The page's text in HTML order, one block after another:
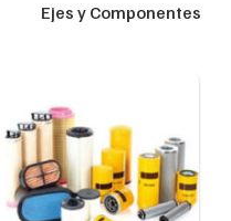
Ejes y Componentes